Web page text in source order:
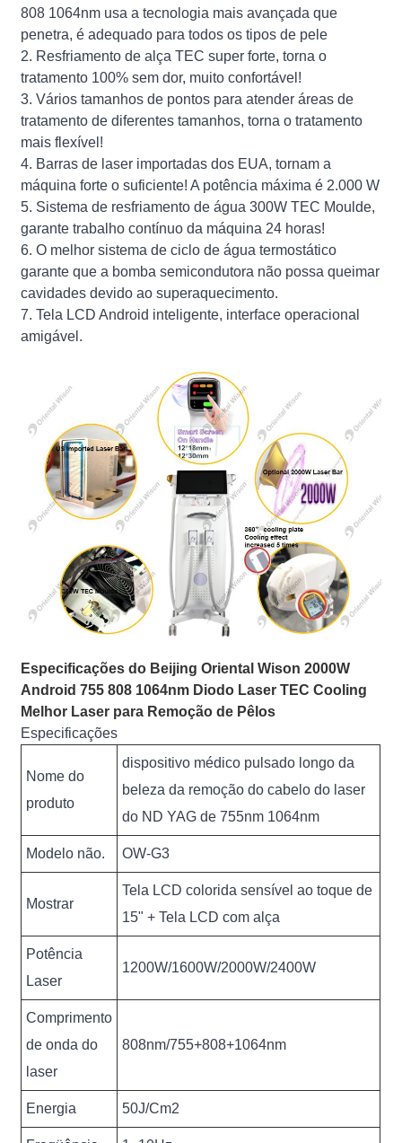
808 1064nm usa a tecnologia mais avançada que
penetra, é adequado para todos os tipos de pele
2. Resfriamento de alça TEC super forte, torna o
tratamento 100% sem dor, muito confortável!
3. Vários tamanhos de pontos para atender áreas de
tratamento de diferentes tamanhos, torna o tratamento
mais flexível!
4. Barras de laser importadas dos EUA, tornam a
máquina forte o suficiente! A potência máxima é 2.000 W
5. Sistema de resfriamento de água 300W TEC Moulde,
garante trabalho contínuo da máquina 24 horas!
6. O melhor sistema de ciclo de água termostático
garante que a bomba semicondutora não possa queimar
cavidades devido ao superaquecimento.
7. Tela LCD Android inteligente, interface operacional
amigável.
Especificações do Beijing Oriental Wison 2000W
Android 755 808 1064nm Diodo Laser TEC Cooling
Melhor Laser para Remoção de Pêlos
Especificações
Nome do
produto
dispositivo médico pulsado longo da
beleza da remoção do cabelo do laser
do ND YAG de 755nm 1064nm
Modelo não. OW-G3
Mostrar
Tela LCD colorida sensível ao toque de
15" + Tela LCD com alça
Potência
Laser
1200W/1600W/2000W/2400W
Comprimento
de onda do
laser
808nm/755+808+1064nm
Energia 50J/Cm2